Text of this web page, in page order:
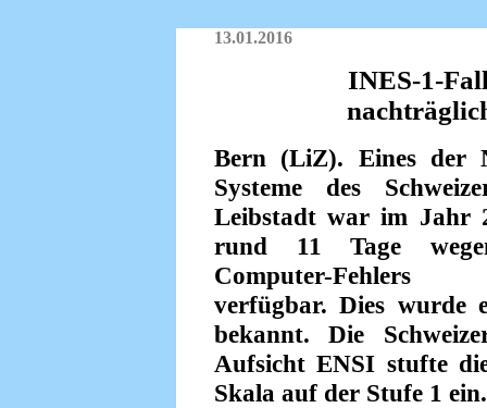
13.01.2016
INES-1-
Bern (LiZ). Eines der
Systeme des
Leibstadt war im Jahr
rund 11 Tage
Computer-
verfügbar. Dies wurde
bekannt. Die
Aufsicht ENSI stufte
Skala auf der Stufe 1 ein.